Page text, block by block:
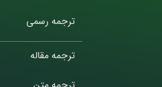
ترجمه رسمی
ترجمه مقاله